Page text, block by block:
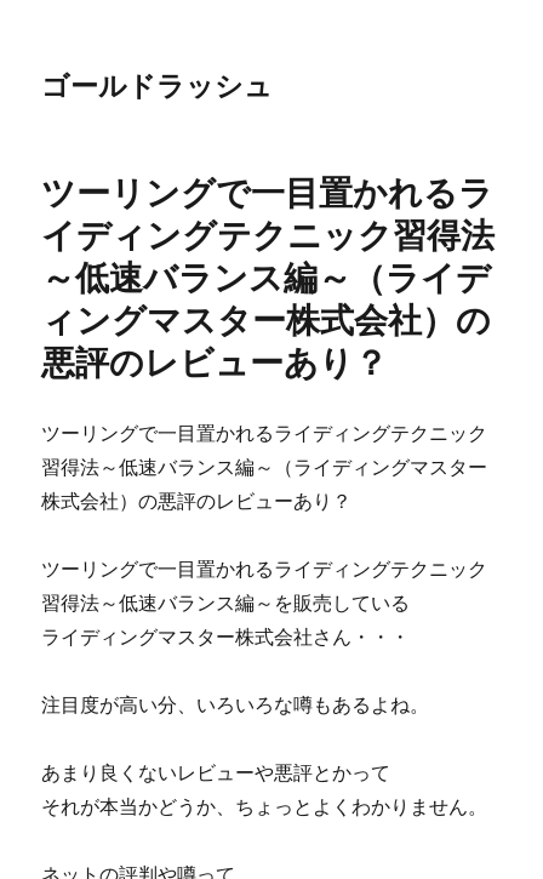
ゴールドラッシュ
ツーリングで一目置かれるラ
イディングテクニック習得法
～低速バランス編～（ライデ
ィングマスター株式会社）の
悪評のレビューあり？
ツーリングで一目置かれるライディングテクニック
習得法～低速バランス編～（ライディングマスター
株式会社）の悪評のレビューあり？
ツーリングで一目置かれるライディングテクニック
習得法～低速バランス編～を販売している
ライディングマスター株式会社さん・・・
注目度が高い分、いろいろな噂もあるよね。
あまり良くないレビューや悪評とかって
それが本当かどうか、ちょっとよくわかりません。
ネットの評判や噂って